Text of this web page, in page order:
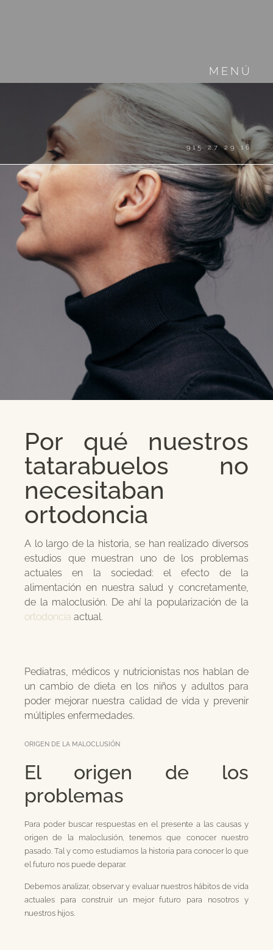
MENÚ
915 27 29 16
Por qué nuestros
tatarabuelos no
necesitaban
ortodoncia
A lo largo de la historia, se han realizado diversos
estudios que muestran uno de los problemas
actuales en la sociedad: el efecto de la
alimentación en nuestra salud y concretamente,
de la maloclusión. De ahí la popularización de la
ortodoncia actual.
Pediatras, médicos y nutricionistas nos hablan de
un cambio de dieta en los niños y adultos para
poder mejorar nuestra calidad de vida y prevenir
múltiples enfermedades.
ORIGEN DE LA MALOCLUSIÓN
El origen de los
problemas
Para poder buscar respuestas en el presente a las causas y
origen de la maloclusión, tenemos que conocer nuestro
pasado. Tal y como estudiamos la historia para conocer lo que
el futuro nos puede deparar.
Debemos analizar, observar y evaluar nuestros hábitos de vida
actuales para construir un mejor futuro para nosotros y
nuestros hijos.